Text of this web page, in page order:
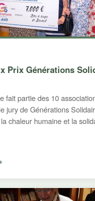
Prix Générations
fait partie des 10
jury de Générations
chaleur humaine et la